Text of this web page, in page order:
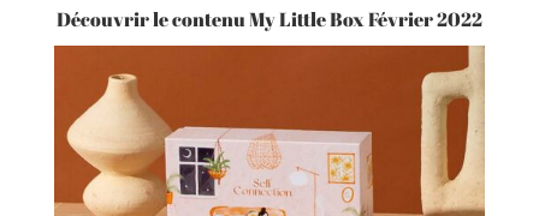
Découvrir le contenu My Little Box Février 2022